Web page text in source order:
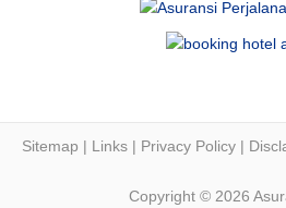
Sitemap | Links | Privacy Policy |
Copyright © 2026